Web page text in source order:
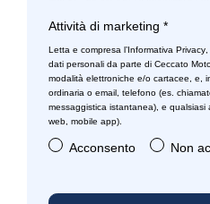
Volante in pelle
Volante multifunzionale
Volante regolabile
Radar
Radio digitale dab
Regolatore di velocità - cruise
Retrovisore interno
Sedili anteriori regolabili
Attività di marketing *
Letta e compresa l’ Informativa Privacy
dati personali da parte di Ceccato
modalità elettroniche e/o cartacee, e,
ordinaria o email, telefono (es.
messaggistica istantanea), e qualsiasi
web, mobile app).
Acconsento Non